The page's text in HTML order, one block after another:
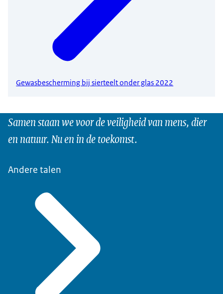
Gewasbescherming bij sierteelt onder glas 2022
Samen staan we voor de veiligheid van mens, dier
en natuur. Nu en in de toekomst.
Andere talen